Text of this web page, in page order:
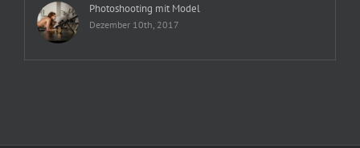
Photoshooting mit Model
Dezember 10th, 2017